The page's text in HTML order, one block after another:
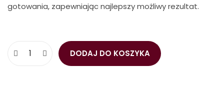
gotowania, zapewniając najlepszy możliwy rezultat.
DODAJ DO KOSZYKA